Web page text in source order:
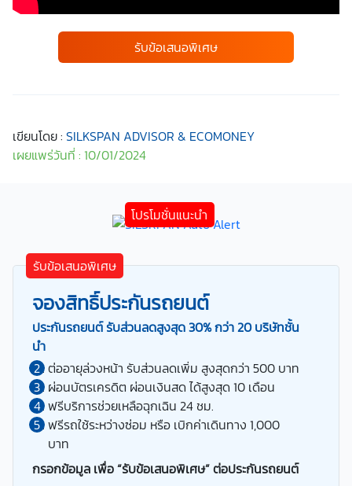
รับข้อเสนอพิเศษ
เขียนโดย : SILKSPAN ADVISOR & ECOMONEY
เผยแพร่วันที่ : 10/01/2024
รับข้อเสนอพิเศษ
จองสิทธิ์ประกันรถยนต์
ประกันรถยนต์ รับส่วนลดสูงสุด 30% กว่า 20 บริษัทชั้น
นำ
ต่ออายุล่วงหน้า รับส่วนลดเพิ่ม สูงสุดกว่า 500 บาท
ผ่อนบัตรเครดิต ผ่อนเงินสด ได้สูงสุด 10 เดือน
ฟรีบริการช่วยเหลือฉุกเฉิน 24 ชม.
ฟรีรถใช้ระหว่างซ่อม หรือ เบิกค่าเดินทาง 1,000
บาท
กรอกข้อมูล เพื่อ “รับข้อเสนอพิเศษ” ต่อประกันรถยนต์